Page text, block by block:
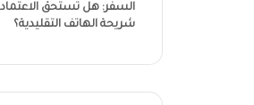
السفر: هل تستحق الاعتماد
شريحة الهاتف التقليدية؟